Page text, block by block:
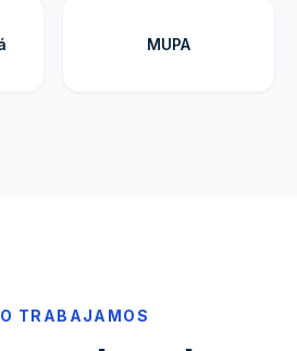
MUPA
TRABAJAMOS